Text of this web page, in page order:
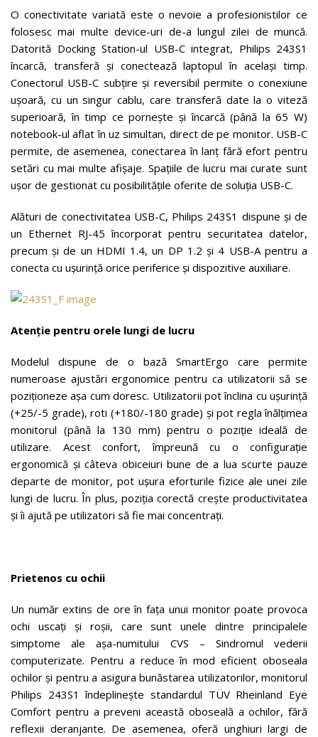
O conectivitate variată este o nevoie a profesionistilor ce
folosesc mai multe device-uri de-a lungul zilei de muncă.
Datorită Docking Station-ul USB-C integrat, Philips 243S1
încarcă, transferă și conectează laptopul în același timp.
Conectorul USB-C subțire și reversibil permite o conexiune
ușoară, cu un singur cablu, care transferă date la o viteză
superioară, în timp ce pornește și încarcă (până la 65 W)
notebook-ul aflat în uz simultan, direct de pe monitor. USB-C
permite, de asemenea, conectarea în lanț fără efort pentru
setări cu mai multe afișaje. Spațiile de lucru mai curate sunt
ușor de gestionat cu posibilitățile oferite de soluția USB-C.
Alături de conectivitatea USB-C, Philips 243S1 dispune și de
un Ethernet RJ-45 încorporat pentru securitatea datelor,
precum și de un HDMI 1.4, un DP 1.2 și 4 USB-A pentru a
conecta cu ușurință orice periferice și dispozitive auxiliare.
Atenție pentru orele lungi de lucru
Modelul dispune de o bază SmartErgo care permite
numeroase ajustări ergonomice pentru ca utilizatorii să se
poziționeze așa cum doresc. Utilizatorii pot înclina cu ușurință
(+25/-5 grade), roti (+180/-180 grade) și pot regla înălțimea
monitorul (până la 130 mm) pentru o poziție ideală de
utilizare. Acest confort, împreună cu o configurație
ergonomică și câteva obiceiuri bune de a lua scurte pauze
departe de monitor, pot ușura eforturile fizice ale unei zile
lungi de lucru. În plus, poziția corectă crește productivitatea
și îi ajută pe utilizatori să fie mai concentrați.
Prietenos cu ochii
Un număr extins de ore în fața unui monitor poate provoca
ochi uscați și roșii, care sunt unele dintre principalele
simptome ale așa-numitului CVS – Sindromul vederii
computerizate. Pentru a reduce în mod eficient oboseala
ochilor și pentru a asigura bunăstarea utilizatorilor, monitorul
Philips 243S1 îndeplinește standardul TÜV Rheinland Eye
Comfort pentru a preveni această oboseală a ochilor, fără
reflexii deranjante. De asemenea, oferă unghiuri largi de